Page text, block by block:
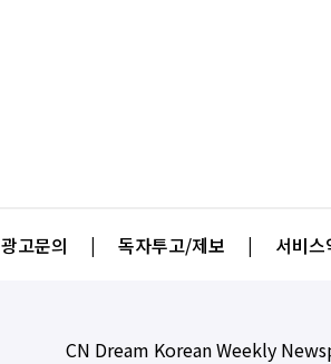
광고문의 | 독자투고/제보 | 서비스
CN Dream Korean Weekly